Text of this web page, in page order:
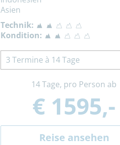
Asien
Technik:
Kondition:
3 Termine à 14 Tage
14 Tage, pro Person ab
€ 1595,-
Reise ansehen